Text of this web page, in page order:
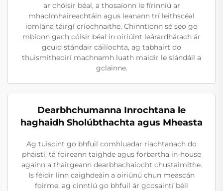
ar chóisir béal, a thosaíonn le fírinniú ar
mhaolmhaireachtáin agus leanann trí leithscéal
iomlána táirgí críochnaithe. Chinntíonn sé seo go
mbíonn gach cóisir béal in oiriúint leárardhárach ár
gcuid stándair cáilíochta, ag tabhairt do
thuismitheoirí machnamh luath maidir le slándáil a
gclainne.
Dearbhchumanna Inrochtana le
haghaidh Sholúbthachta agus Mheasta
Ag tuiscint go bhfuil comhluadar riachtanach do
pháistí, tá foireann taighde agus forbartha in-house
againn a thairgeann dearbhachaíocht chustaimithe.
Is féidir linn caighdeáin a oiriúnú chun meascán
foirme, ag cinntiú go bhfuil ár gcosaintí béil